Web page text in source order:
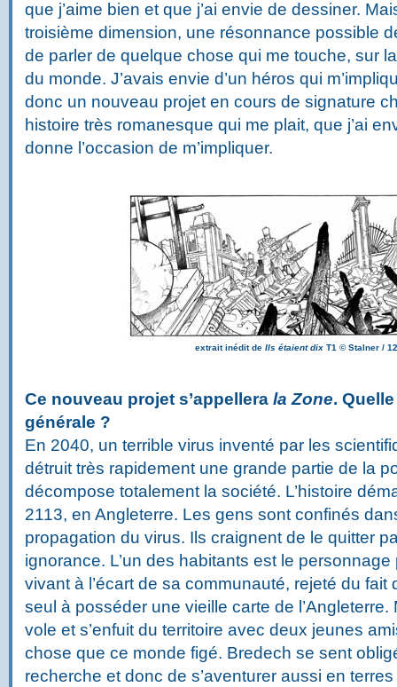
que j’aime bien et que j’ai envie de dessiner.
troisième dimension, une résonnance possible
de parler de quelque chose qui me touche, sur
du monde. J’avais envie d’un héros qui
donc un nouveau projet en cours de signature
histoire très romanesque qui me plait, que j’ai
donne l’occasion de m’impliquer.
extrait inédit de Ils étaient dixT1 ©Stalner /
Ce nouveau projet s’appellera la Zone.
générale ?
En 2040, un terrible virus inventé par les
détruit très rapidement une grande partie de la
décompose totalement la société. L’histoire
2113, en Angleterre. Les gens sont confinés
propagation du virus. Ils craignent de le quitter
ignorance. L’un des habitants est le
vivant à l’écart de sa communauté, rejeté du fait
seul à posséder une vieille carte de
vole et s’enfuit du territoire avec deux jeunes
chose que ce monde figé. Bredech se sent
recherche et donc de s’aventurer aussi en